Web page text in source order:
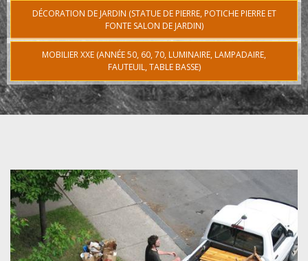
DÉCORATION DE JARDIN (STATUE DE PIERRE, POTICHE PIERRE ET
FONTE SALON DE JARDIN)
MOBILIER XXE (ANNÉE 50, 60, 70, LUMINAIRE, LAMPADAIRE,
FAUTEUIL, TABLE BASSE)